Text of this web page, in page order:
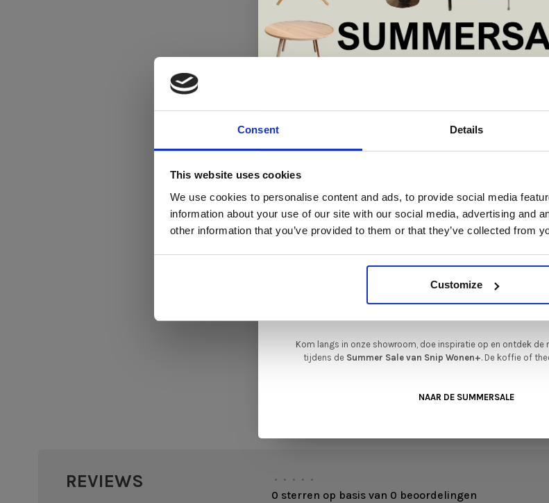
Consent Details
This website uses cookies
We use cookies to personalise content and ads, to provide social media
information about your use of our site with our social media, advertising and
other information that you’ve provided to them or that they’ve collected from
Customize
REVIEWS • • • • •
0 sterren op basis van 0 beoordelingen
De Summer Sale bij Snip Wonen+
In onze showroom vind je een uitgebreide selectie
gerenommeerde Nederlandse en Europese merken. Onder
van
Sculptures Jeux Artisan
gelegenheid om jouw favoriete designmeubel geheel naar
met de kwaliteit, het comfort en de uitstraling die je van
Kom langs in onze showroom, doe inspiratie op en ontdek de
tijdens de Summer Sale van Snip Wonen+. De koffie of
NAAR DE SUMMERSALE